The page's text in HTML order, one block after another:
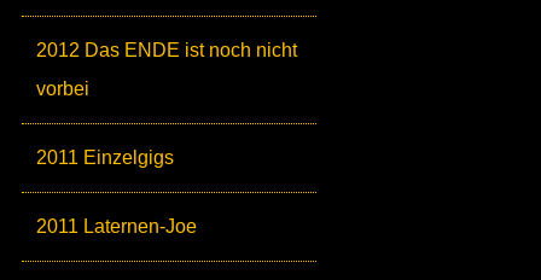
2012 Das ENDE ist noch nicht
vorbei
2011 Einzelgigs
2011 Laternen-Joe